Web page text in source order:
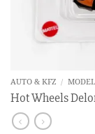
AUTO & KFZ /
Hot Wheels